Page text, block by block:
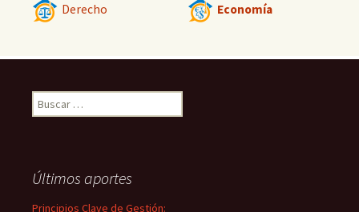
Derecho Economía
Buscar:
Últimos aportes
Principios Clave de Gestión: